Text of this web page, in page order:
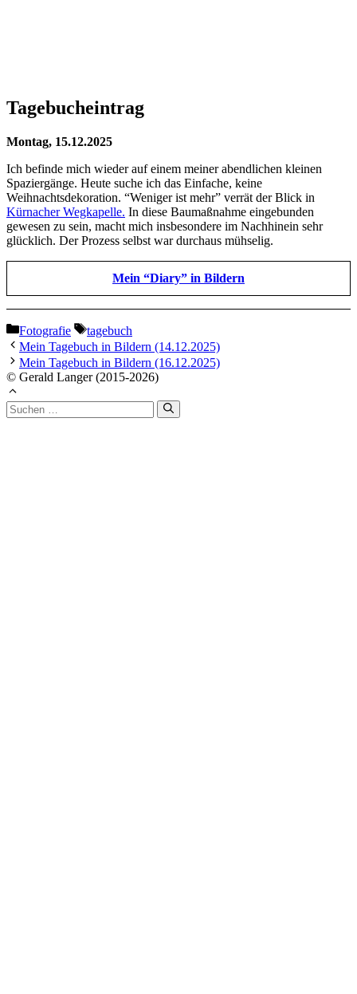
Tagebucheintrag
Montag, 15.12.2025
Ich befinde mich wieder auf einem meiner abendlichen kleinen
Spaziergänge. Heute suche ich das Einfache, keine
Weihnachtsdekoration. “Weniger ist mehr” verrät der Blick in
Kürnacher Wegkapelle. In diese Baumaßnahme eingebunden
gewesen zu sein, macht mich insbesondere im Nachhinein sehr
glücklich. Der Prozess selbst war durchaus mühselig.
Mein “Diary” in Bildern
Kategorien
Fotografie Schlagwörter
tagebuch
Mein Tagebuch in Bildern (14.12.2025)
Mein Tagebuch in Bildern (16.12.2025)
© Gerald Langer (2015-2026)
Suchen
nach: